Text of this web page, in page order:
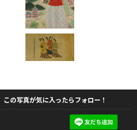
この写真が気に入ったらフォロー！